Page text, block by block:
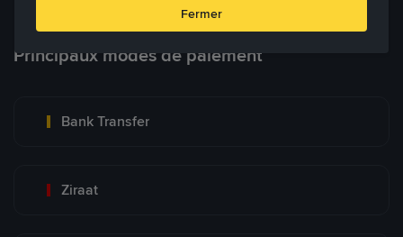
Principaux modes de paiement
Bank Transfer
Ziraat
Fermer